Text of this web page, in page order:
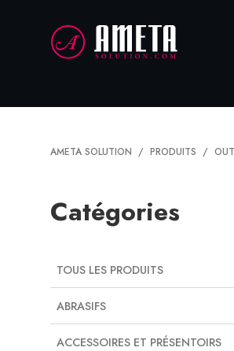
AMETA SOLUTION PRODUITS
Catégories
TOUS LES PRODUITS
ABRASIFS
ACCESSOIRES ET PRÉSENTOIRS